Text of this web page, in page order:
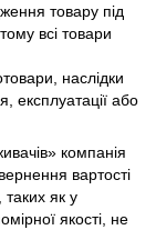
товару під
всі товари
наслідки
експлуатації або
компанія
вартості
таких як у
якості, не